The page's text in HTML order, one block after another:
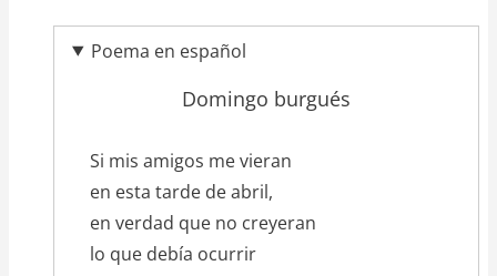
Poema en español
Domingo burgués
texto_poema
Si mis amigos me vieran
en esta tarde de abril,
en verdad que no creyeran
lo que debía ocurrir